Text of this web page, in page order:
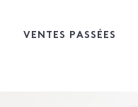
VENTES PASSÉES